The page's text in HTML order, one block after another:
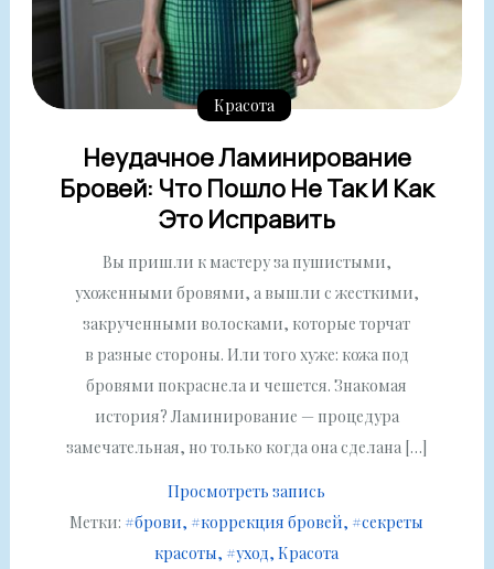
Красота
Неудачное Ламинирование
Бровей: Что Пошло Не Так И Как
Это Исправить
Вы пришли к мастеру за пушистыми,
ухоженными бровями, а вышли с жесткими,
закрученными волосками, которые торчат
в разные стороны. Или того хуже: кожа под
бровями покраснела и чешется. Знакомая
история? Ламинирование — процедура
замечательная, но только когда она сделана […]
Просмотреть запись
Метки: #брови #коррекция бровей #секреты
красоты #уход Красота